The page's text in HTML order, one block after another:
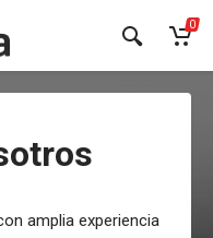
0
amplia experiencia